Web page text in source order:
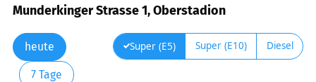
Munderkinger Strasse 1, Oberstadion
heute
7 Tage
Super (E5) Super (E10) Diesel